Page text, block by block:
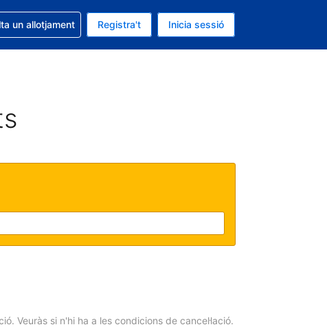
és Dòlar dels Estats Units
és Català
la reserva
un allotjament Registra't Inicia sessió
Veuràs si n'hi ha a les condicions de cancel·lació.